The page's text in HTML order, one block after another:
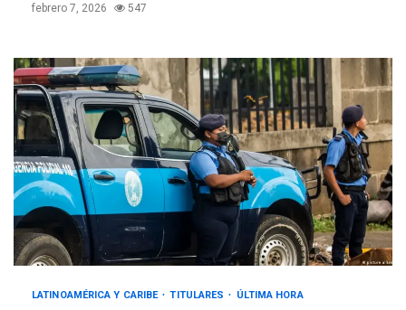
febrero 7, 2026 547
LATINOAMÉRICA Y CARIBE TITULARES ÚLTIMA HORA
3
Eléctricos
4
DEPORTES
TITULARES
ÚLTIMA HORA
Lionel Messi llega a
Argentina para despedir a
su padre
5
REGIONALES ÚLTIMA HORA
Funsone benefició a 46
personas con la entrega de
lentes correctivos